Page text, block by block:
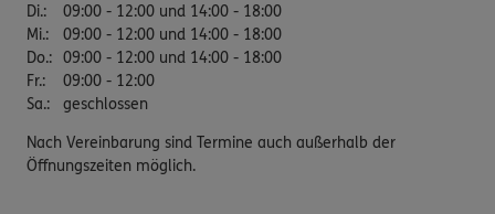
Di.:
09:00 - 12:00 und 14:00 - 18:00
Mi.:
09:00 - 12:00 und 14:00 - 18:00
Do.: 09:00 - 12:00 und 14:00 - 18:00
Fr.:
09:00 - 12:00
Sa.: geschlossen
Nach Vereinbarung sind Termine auch außerhalb der
Öffnungszeiten möglich.